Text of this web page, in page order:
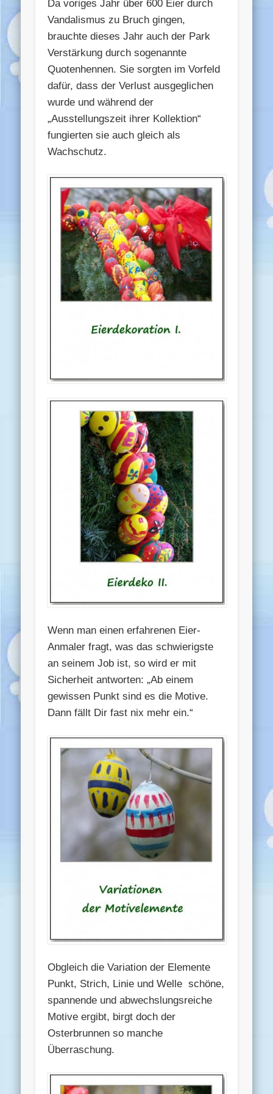
Da voriges Jahr über 600 Eier durch
Vandalismus zu Bruch gingen,
brauchte dieses Jahr auch der Park
Verstärkung durch sogenannte
Quotenhennen. Sie sorgten im Vorfeld
dafür, dass der Verlust ausgeglichen
wurde und während der
„Ausstellungszeit ihrer Kollektion“
fungierten sie auch gleich als
Wachschutz.
Wenn man einen erfahrenen Eier-
Anmaler fragt, was das schwierigste
an seinem Job ist, so wird er mit
Sicherheit antworten: „Ab einem
gewissen Punkt sind es die Motive.
Dann fällt Dir fast nix mehr ein.“
Obgleich die Variation der Elemente
Punkt, Strich, Linie und Welle schöne,
spannende und abwechslungsreiche
Motive ergibt, birgt doch der
Osterbrunnen so manche
Überraschung.